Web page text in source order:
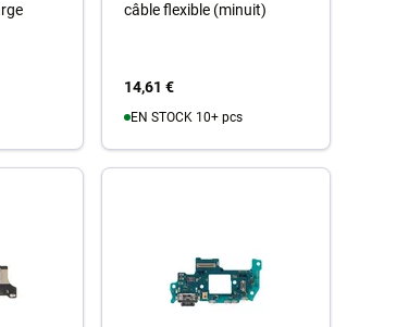
câble flexible (minuit)
14,61 €
EN STOCK 10+ pcs